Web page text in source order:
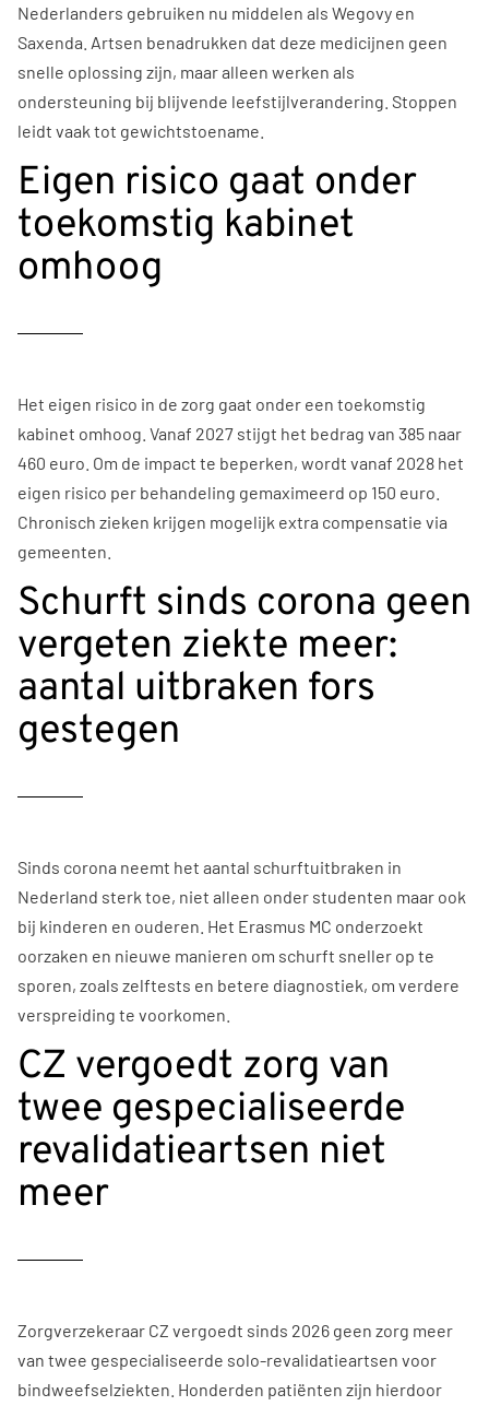
Nederlanders gebruiken nu middelen als Wegovy en
Saxenda. Artsen benadrukken dat deze medicijnen geen
snelle oplossing zijn, maar alleen werken als
ondersteuning bij blijvende leefstijlverandering. Stoppen
leidt vaak tot gewichtstoename.
Eigen risico gaat onder
toekomstig kabinet
omhoog
Het eigen risico in de zorg gaat onder een toekomstig
kabinet omhoog. Vanaf 2027 stijgt het bedrag van 385 naar
460 euro. Om de impact te beperken, wordt vanaf 2028 het
eigen risico per behandeling gemaximeerd op 150 euro.
Chronisch zieken krijgen mogelijk extra compensatie via
gemeenten.
Schurft sinds corona geen
vergeten ziekte meer:
aantal uitbraken fors
gestegen
Sinds corona neemt het aantal schurftuitbraken in
Nederland sterk toe, niet alleen onder studenten maar ook
bij kinderen en ouderen. Het Erasmus MC onderzoekt
oorzaken en nieuwe manieren om schurft sneller op te
sporen, zoals zelftests en betere diagnostiek, om verdere
verspreiding te voorkomen.
CZ vergoedt zorg van
twee gespecialiseerde
revalidatieartsen niet
meer
Zorgverzekeraar CZ vergoedt sinds 2026 geen zorg meer
van twee gespecialiseerde solo-revalidatieartsen voor
bindweefselziekten. Honderden patiënten zijn hierdoor